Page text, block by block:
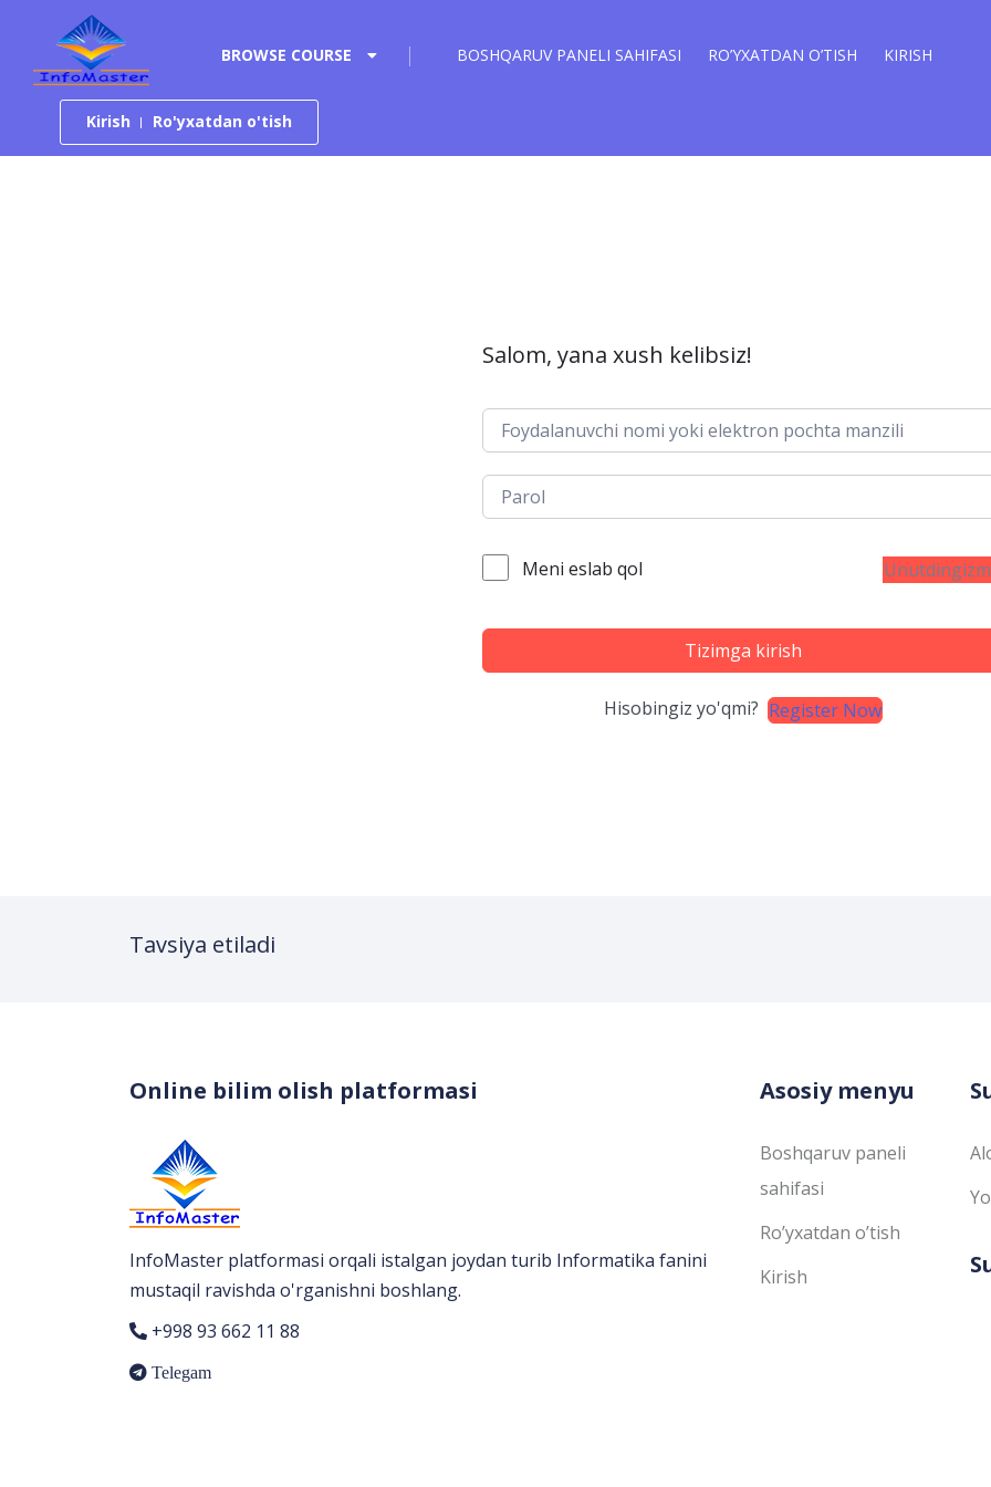
Tarkibga o‘tish
BROWSE COURSE BOSHQARUV PANELI SAHIFASI RO’YXATDAN O’TISH KIRISH
Kirish Ro'yxatdan o'tish
Salom, yana xush kelibsiz!
Meni eslab qol
Tizimga kirish
Hisobingiz yo'qmi? Register Now
Tavsiya etiladi
Online bilim olish platformasi
InfoMaster platformasi orqali istalgan joydan turib Informatika fanini
mustaqil ravishda o'rganishni boshlang.
+998 93 662 11 88
Telegam
Asosiy menyu
Boshqaruv paneli
sahifasi
Ro’yxatdan o’tish
Kirish